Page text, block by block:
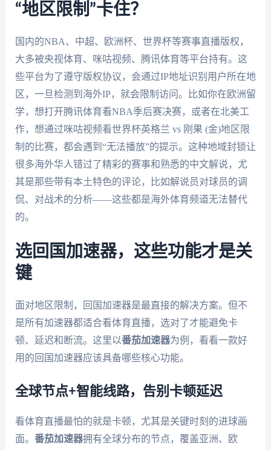
“地区限制”卡住？
国内的NBA、中超、欧洲杯、世界杯等赛事直播版权，
大多被央视体育、咪咕视频、腾讯体育等平台持有。这
些平台为了遵守版权协议，会通过IP地址识别用户所在地
区，一旦检测到海外IP，就会限制访问。比如你在欧洲留
学，想打开腾讯体育看NBA季后赛决赛，或者在北美工
作，想通过咪咕视频看世界杯英格兰 vs 刚果 (金)地区限
制的比赛，都会遇到“无法播放”的提示。这种地域封锁让
很多海外华人错过了精彩的赛事和熟悉的中文解说，尤
其是那些带有本土特色的评论，比如解说员对球员的调
侃、对战术的分析——这些都是海外体育频道无法替代
的。
选回国加速器，这些功能才是关
键
面对地区限制，回国加速器是最直接的解决方案。但不
是所有加速器都适合看体育直播，选对了才能避免卡
顿、延迟和断流。这里以番茄加速器为例，看看一款好
用的回国加速器应该具备哪些核心功能。
全球节点+智能线路，告别卡顿延迟
看体育直播最怕的就是卡顿，尤其是关键时刻的进球画
面。 番茄加速器拥有全球分布的节点，覆盖亚洲、欧